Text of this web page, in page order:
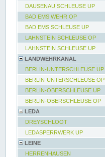
DAUSENAU SCHLEUSE UP
BAD EMS WEHR OP
BAD EMS SCHLEUSE UP
LAHNSTEIN SCHLEUSE OP
LAHNSTEIN SCHLEUSE UP
LANDWEHRKANAL
BERLIN-UNTERSCHLEUSE UP
BERLIN-UNTERSCHLEUSE OP
BERLIN-OBERSCHLEUSE UP
BERLIN-OBERSCHLEUSE OP
LEDA
DREYSCHLOOT
LEDASPERRWERK UP
LEINE
HERRENHAUSEN